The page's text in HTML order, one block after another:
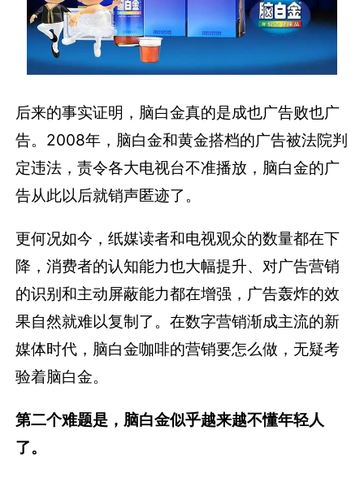
后来的事实证明，脑白金真的是成也广告败也广
告。2008年，脑白金和黄金搭档的广告被法院判
定违法，责令各大电视台不准播放，脑白金的广
告从此以后就销声匿迹了。
更何况如今，纸媒读者和电视观众的数量都在下
降，消费者的认知能力也大幅提升、对广告营销
的识别和主动屏蔽能力都在增强，广告轰炸的效
果自然就难以复制了。在数字营销渐成主流的新
媒体时代，脑白金咖啡的营销要怎么做，无疑考
验着脑白金。
第二个难题是，脑白金似乎越来越不懂年轻人
了。